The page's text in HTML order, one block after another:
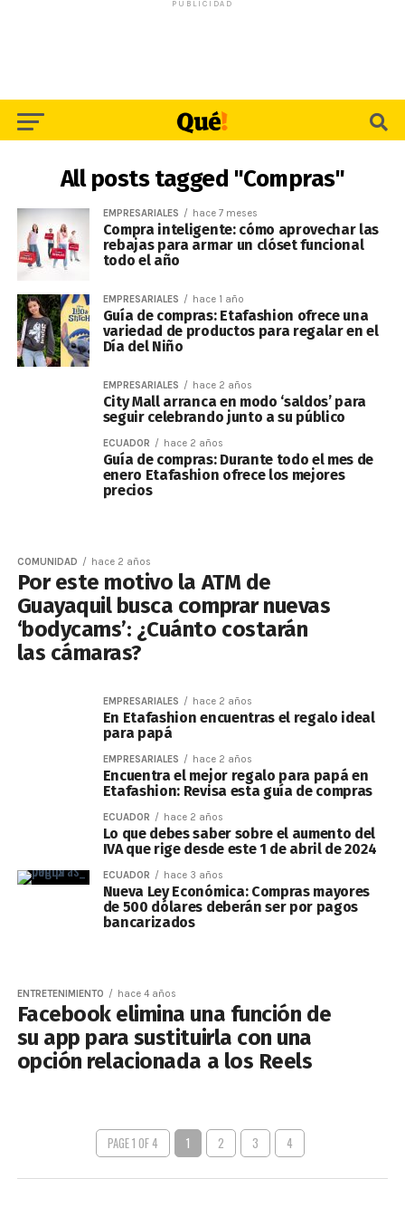
PUBLICIDAD
All posts tagged "Compras"
EMPRESARIALES hace 7 meses
Compra inteligente: cómo aprovechar las
rebajas para armar un clóset funcional
todo el año
EMPRESARIALES hace 1 año
Guía de compras: Etafashion ofrece una
variedad de productos para regalar en el
Día del Niño
EMPRESARIALES hace 2 años
City Mall arranca en modo ‘saldos’ para
seguir celebrando junto a su público
ECUADOR hace 2 años
Guía de compras: Durante todo el mes de
enero Etafashion ofrece los mejores
precios
COMUNIDAD hace 2 años
Por este motivo la ATM de
Guayaquil busca comprar nuevas
‘bodycams’: ¿Cuánto costarán
las cámaras?
EMPRESARIALES hace 2 años
En Etafashion encuentras el regalo ideal
para papá
EMPRESARIALES hace 2 años
Encuentra el mejor regalo para papá en
Etafashion: Revisa esta guía de compras
ECUADOR hace 2 años
Lo que debes saber sobre el aumento del
IVA que rige desde este 1 de abril de 2024
ECUADOR hace 3 años
Nueva Ley Económica: Compras mayores
de 500 dólares deberán ser por pagos
bancarizados
ENTRETENIMIENTO hace 4 años
Facebook elimina una función de
su app para sustituirla con una
opción relacionada a los Reels
PAGE 1 OF 4 1 2 3 4